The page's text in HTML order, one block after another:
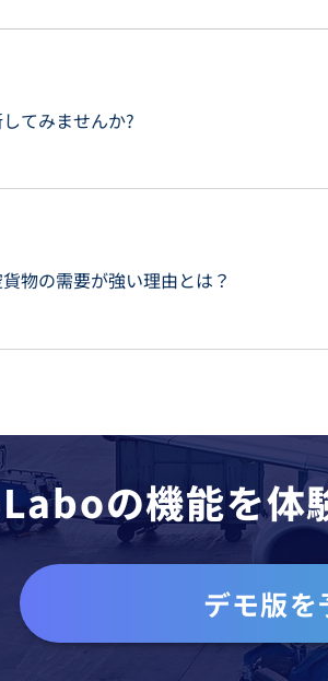
てみませんか?
物の需要が強い理由とは？
の機能を体
デモ版を